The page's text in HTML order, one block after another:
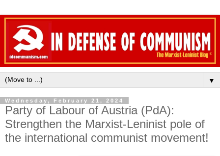
▼
Wednesday, February 21, 2024
Party of Labour of Austria (PdA):
Strengthen the Marxist-Leninist pole of
the international communist movement!